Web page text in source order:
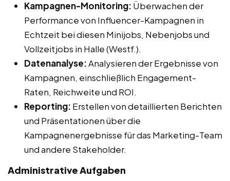
Kampagnen-Monitoring: Überwachen der
Performance von Influencer-Kampagnen in
Echtzeit bei diesen Minijobs, Nebenjobs und
Vollzeitjobs in Halle (Westf.).
Datenanalyse:Analysieren der Ergebnisse von
Kampagnen, einschließlich Engagement-
Raten, Reichweite und ROI.
Reporting: Erstellen von detaillierten Berichten
und Präsentationen über die
Kampagnenergebnisse für das Marketing-Team
und andere Stakeholder.
Administrative Aufgaben